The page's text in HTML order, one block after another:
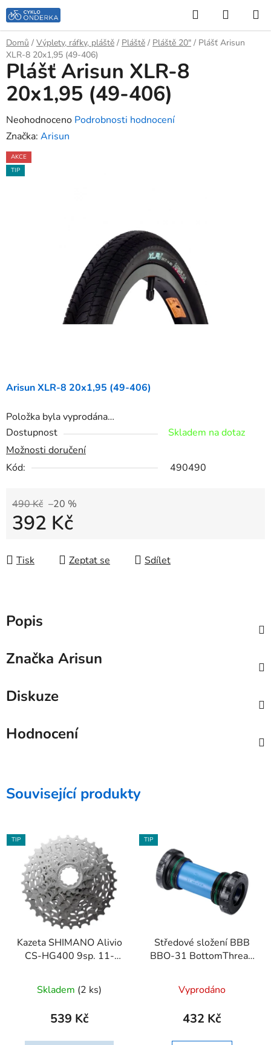
Přejít
na
obsah
Hledat
KOŠÍK
Domů / Výplety, ráfky, pláště / Pláště / Pláště 20" / Plášť Arisun
XLR-8 20x1,95 (49-406)
Arisun XLR-8 20x1,95 (49-406)
Položka byla vyprodána…
Dostupnost
Skladem na dotaz
Možnosti doručení
Kód:
490490
490 Kč –20 %
392 Kč
Tisk
Zeptat se Sdílet
Plášť Arisun XLR-8
20x1,95 (49-406)
Průměrné
hodnocení
produktu
je
Neohodnoceno Podrobnosti hodnocení
Značka: Arisun
AKCE
TIP
Popis
Značka Arisun
Diskuze
Hodnocení
Související produkty
TIP
Kazeta SHIMANO Alivio
CS-HG400 9sp. 11-
Skladem (2 ks)
539 Kč
TIP
Středové složení BBB
BBO-31 BottomThread
Vyprodáno
432 Kč